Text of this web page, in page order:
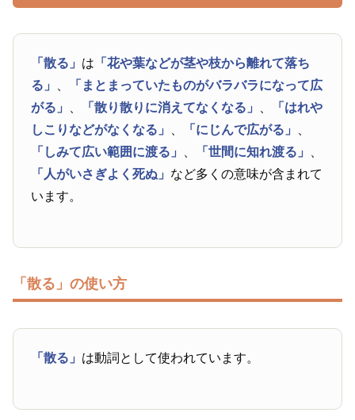
「散る」 は 「花や葉などが茎や枝から離れて落ち
る」
「まとまっていたものがバラバラになって広
がる」
「散り散りに消えてなくなる」
「はれや
しこりなどがなくなる」
「にじんで広がる」
「しみて広い範囲に渡る」
「世間に知れ渡る」
「人がいさぎよく死ぬ」 など多くの意味が含まれて
います。
「散る」の使い方
「散る」 は動詞として使われています。